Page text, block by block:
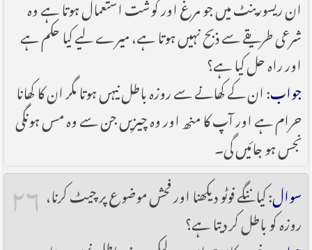
شرعی طریقے سے ذبح نہیں ہوتا ہے، میرے لیے کیا حکم ہے
اور راہ حل کیا ہے؟
جواب: ان کے کھانے سے روزہ باطل نیہں ہوتا مگر ان کا کھانا
حرام ہے اور آپ کا منھ اور وہ چیزیں جن سے وہ مس ہونگی
نجس ہو جائیں گی۔
۲۶ سوال: کیا ننگے فوٹو دیکھنا اور فحش موضوع پر چیٹ کرنا،
روزہ کو باطل کر دیتا ہے؟